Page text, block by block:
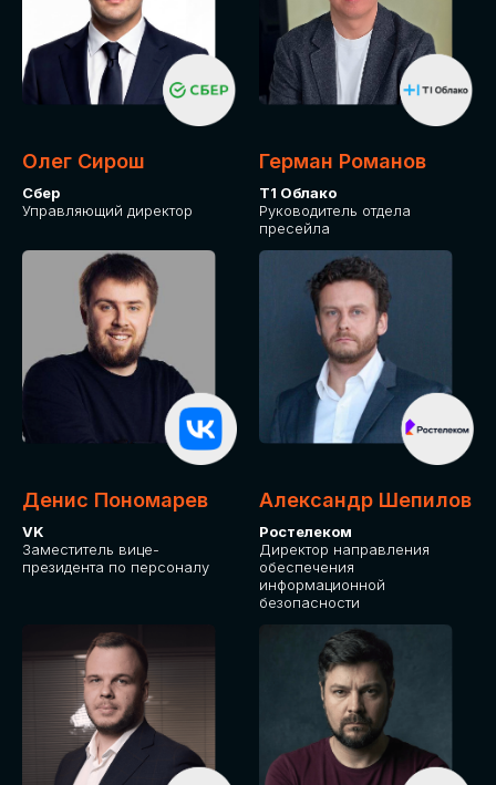
Олег Сирош
Сбер
Управляющий директор
Герман Романов
Т1 Облако
Руководитель отдела
пресейла
Денис Пономарев
VK
Заместитель вице-
президента по персоналу
Александр Шепилов
Ростелеком
Директор направления
обеспечения
информационной
безопасности